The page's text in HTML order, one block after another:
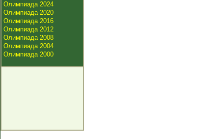
Олимпиада 2024
Олимпиада 2020
Олимпиада 2016
Олимпиада 2012
Олимпиада 2008
Олимпиада 2004
Олимпиада 2000